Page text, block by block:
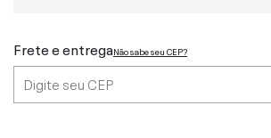
Frete e entregaNão sabe seu CEP?